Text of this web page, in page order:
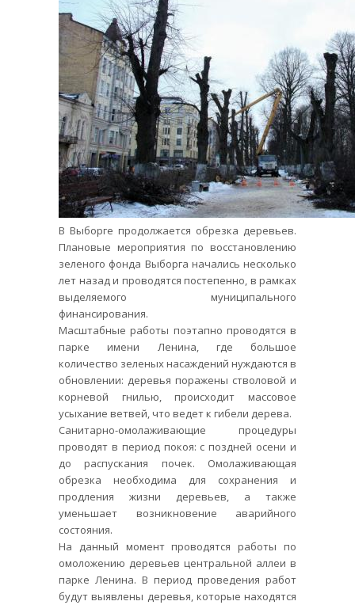
В Выборге продолжается обрезка деревьев.
Плановые мероприятия по восстановлению
зеленого фонда Выборга начались несколько
лет назад и проводятся постепенно, в рамках
выделяемого муниципального
финансирования.
Масштабные работы поэтапно проводятся в
парке имени Ленина, где большое
количество зеленых насаждений нуждаются в
обновлении: деревья поражены стволовой и
корневой гнилью, происходит массовое
усыхание ветвей, что ведет к гибели дерева.
Санитарно-омолаживающие процедуры
проводят в период покоя: с поздней осени и
до распускания почек. Омолаживающая
обрезка необходима для сохранения и
продления жизни деревьев, а также
уменьшает возникновение аварийного
состояния.
На данный момент проводятся работы по
омоложению деревьев центральной аллеи в
парке Ленина. В период проведения работ
будут выявлены деревья, которые находятся